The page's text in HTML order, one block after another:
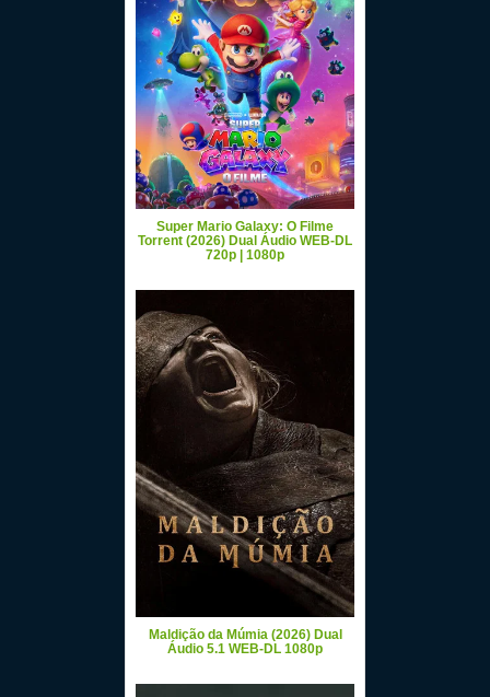
Super Mario Galaxy: O Filme
Torrent (2026) Dual Áudio WEB-DL
720p | 1080p
Maldição da Múmia (2026) Dual
Áudio 5.1 WEB-DL 1080p